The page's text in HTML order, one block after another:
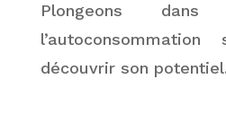
Plongeons
découvrir son